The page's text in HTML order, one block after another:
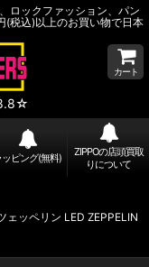
ロックファッション、パン
(税込)以上のお買い物で日本
カート
ッピング(無料)
ZIPPOの店頭買取
りについて
ェッペリン LED ZEPPELIN